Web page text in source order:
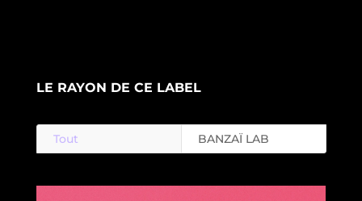
LE RAYON DE CE LABEL
Tout BANZAÏ LAB